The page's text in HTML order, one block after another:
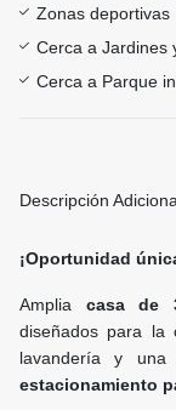
Zonas deportivas
Cerca a Jardines
Cerca a Parque
Descripción
¡Oportunidad
Amplia casa de
diseñados para la
lavandería y una
estacionamiento